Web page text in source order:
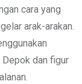
cara yang
arak-arakan.
dan figur